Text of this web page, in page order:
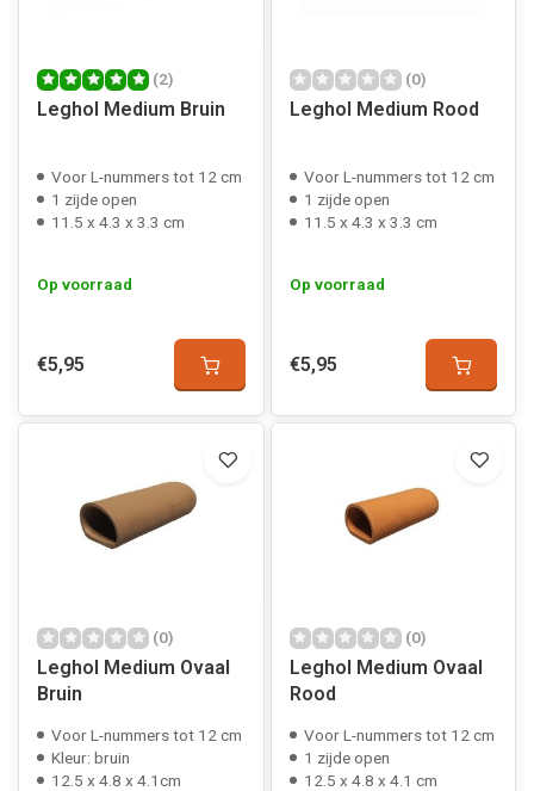
(2)
Leghol Medium Bruin
Voor L-nummers tot 12 cm
1 zijde open
11.5 x 4.3 x 3.3 cm
Op voorraad
€5,95
(0)
Leghol Medium Rood
Voor L-nummers tot 12 cm
1 zijde open
11.5 x 4.3 x 3.3 cm
Op voorraad
€5,95
(0)
Leghol Medium Ovaal
Bruin
Voor L-nummers tot 12 cm
Kleur: bruin
12.5 x 4.8 x 4.1cm
(0)
Leghol Medium Ovaal
Rood
Voor L-nummers tot 12 cm
1 zijde open
12.5 x 4.8 x 4.1 cm